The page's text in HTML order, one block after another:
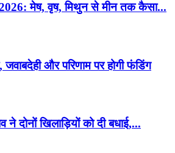
मेष, वृष, मिथुन से मीन तक कैसा...
और परिणाम पर होगी फंडिंग
दोनों खिलाड़ियों को दी बधाई,...